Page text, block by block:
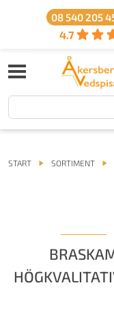
08 540 205
4.7
START SORTIMENT